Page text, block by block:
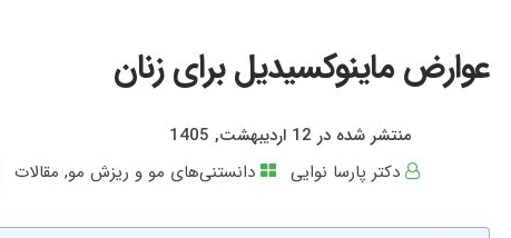
عوارض ماینوکسیدیل برای زنان
منتشر شده در 12 اردیبهشت, 1405
دکتر پارسا نوایی
دانستنی‌های مو و ریزش مو, مقالات